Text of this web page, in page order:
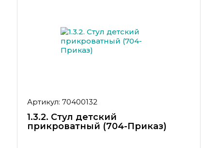
Артикул: 70400132
1.3.2. Стул детский
прикроватный (704-Приказ)